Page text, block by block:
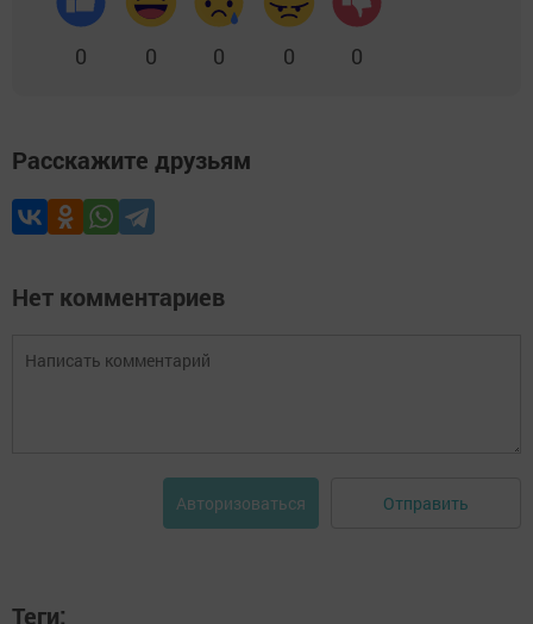
0 0 0 0 0
Расскажите друзьям
Нет комментариев
Авторизоваться Отправить
Теги: